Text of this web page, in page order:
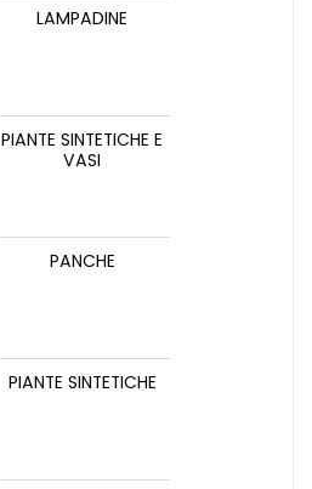
LAMPADINE
PIANTE SINTETICHE E
VASI
PANCHE
PIANTE SINTETICHE